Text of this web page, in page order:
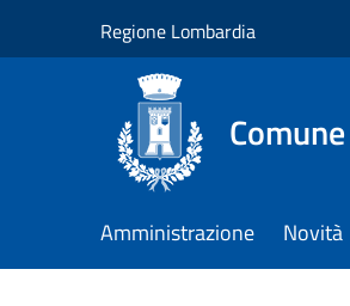
Regione Lombardia
Amministrazione Novità